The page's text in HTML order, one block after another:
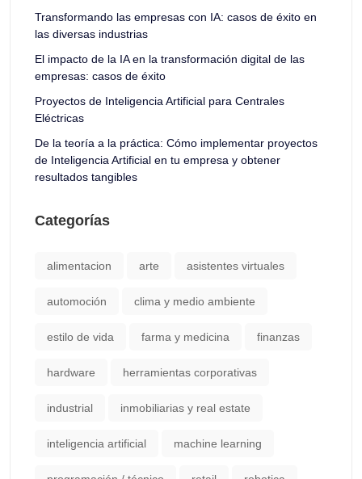
Transformando las empresas con IA: casos de éxito en
las diversas industrias
El impacto de la IA en la transformación digital de las
empresas: casos de éxito
Proyectos de Inteligencia Artificial para Centrales
Eléctricas
De la teoría a la práctica: Cómo implementar proyectos
de Inteligencia Artificial en tu empresa y obtener
resultados tangibles
Categorías
alimentacion arte asistentes virtuales
automoción clima y medio ambiente
estilo de vida farma y medicina finanzas
hardware herramientas corporativas
industrial inmobiliarias y real estate
inteligencia artificial machine learning